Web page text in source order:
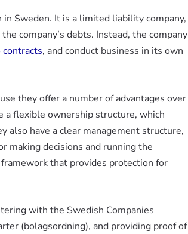
Sweden. It is a limited liability company,
company’s debts. Instead, the company
, and conduct business in its own
they offer a number of advantages over
a flexible ownership structure, which
also have a clear management structure,
making decisions and running the
that provides protection for
with the Swedish Companies
(bolagsordning), and providing proof of